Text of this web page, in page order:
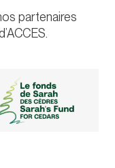
partenaires